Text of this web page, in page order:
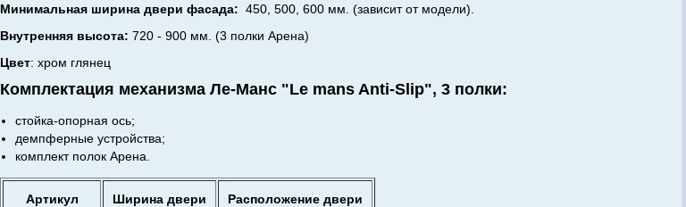
Минимальная ширина двери фасада: 450, 500, 600 мм. (зависит от модели).
Внутренняя высота: 720 - 900 мм. (3 полки Арена)
Цвет: хром глянец
Комплектация механизма Ле-Манс "Le mans Anti-Slip", 3 полки:
стойка-опорная ось;
демпферные устройства;
комплект полок Арена.
Артикул Ширина двери Расположение двери